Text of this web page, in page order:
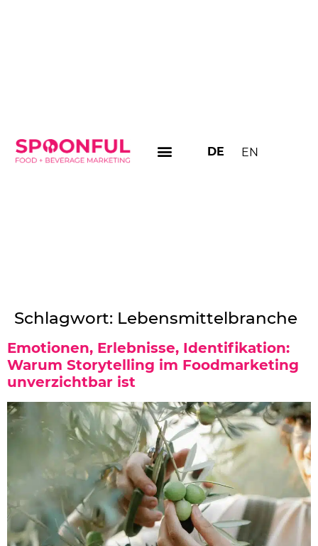
DE EN
Schlagwort: Lebensmittelbranche
Emotionen, Erlebnisse, Identifikation:
Warum Storytelling im Foodmarketing
unverzichtbar ist